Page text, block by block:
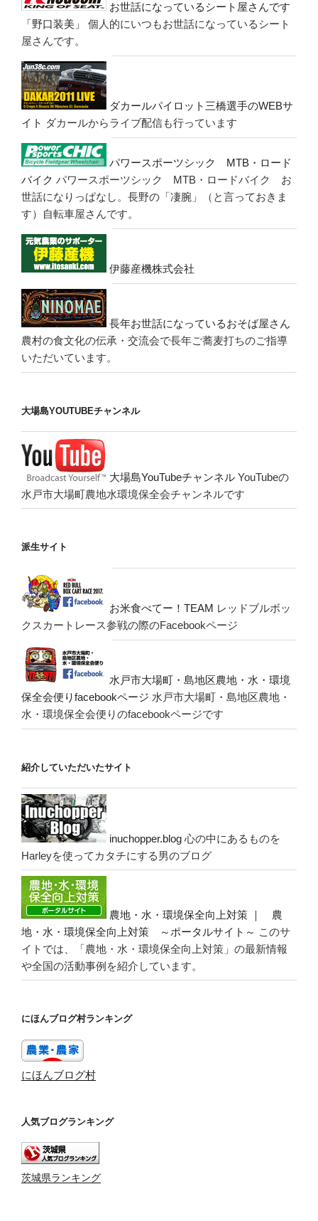
お世話になっているシート屋さんです
「野口装美」
個人的にいつもお世話になっているシート
屋さんです。
ダカールパイロット三橋選手のWEBサ
イト ダカールからライブ配信も行っています
パワースポーツシック MTB・ロード
バイク パワースポーツシック MTB・ロードバイク お
世話になりっぱなし。長野の「凄腕」（と言っておきま
す）自転車屋さんです。
伊藤産機株式会社
長年お世話になっているおそば屋さん
農村の食文化の伝承・交流会で長年ご蕎麦打ちのご指導
いただいています。
大場島YOUTUBEチャンネル
大場島YouTubeチャンネル YouTubeの
水戸市大場町農地水環境保全会チャンネルです
派生サイト
お米食べてー！TEAM レッドブルボッ
クスカートレース参戦の際のFacebookページ
水戸市大場町・島地区農地・水・環境
保全会便りfacebookページ 水戸市大場町・島地区農地・
水・環境保全会便りのfacebookページです
紹介していただいたサイト
inuchopper.blog 心の中にあるものを
Harleyを使ってカタチにする男のブログ
農地・水・環境保全向上対策 ｜ 農
地・水・環境保全向上対策 ～ポータルサイト～ このサ
イトでは、「農地・水・環境保全向上対策」の最新情報
や全国の活動事例を紹介しています。
にほんブログ村ランキング
にほんブログ村
人気ブログランキング
茨城県ランキング